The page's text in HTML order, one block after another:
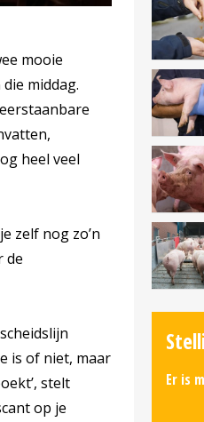
mooie
middag.
heel veel
zelf nog zo’n
de
is of niet, maar
stelt
op je
Er is